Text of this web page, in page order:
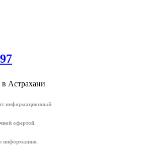
Астрахани
информационный
офертой.
информацию.